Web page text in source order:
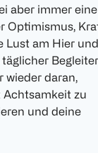
aber immer
Optimismus,
Lust am Hier und
Begleiter
wieder daran,
Achtsamkeit zu
und deine